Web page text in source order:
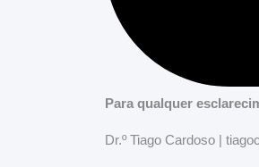
Para qualquer
Dr.º Tiago Cardoso |